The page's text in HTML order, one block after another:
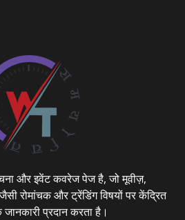
और इवेंट कवरेज पेज है, जो मूवीज़,
रोमांचक और ट्रेंडिंग विषयों पर केंद्रित
प्रदान करता है।